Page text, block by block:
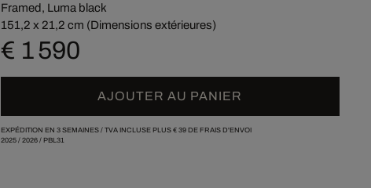
Framed, Luma black
151,2 x 21,2 cm (Dimensions extérieures)
€ 1 590
AJOUTER AU PANIER
EXPÉDITION EN 3 SEMAINES / TVA INCLUSE PLUS € 39DE FRAIS D'ENVOI
2025/ 2026/ PBL31